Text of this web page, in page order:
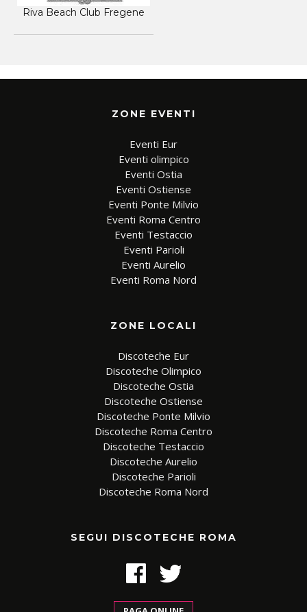
Riva Beach Club Fregene
ZONE EVENTI
Eventi Eur
Eventi olimpico
Eventi Ostia
Eventi Ostiense
Eventi Ponte Milvio
Eventi Roma Centro
Eventi Testaccio
Eventi Parioli
Eventi Aurelio
Eventi Roma Nord
ZONE LOCALI
Discoteche Eur
Discoteche Olimpico
Discoteche Ostia
Discoteche Ostiense
Discoteche Ponte Milvio
Discoteche Roma Centro
Discoteche Testaccio
Discoteche Aurelio
Discoteche Parioli
Discoteche Roma Nord
SEGUI DISCOTECHE ROMA